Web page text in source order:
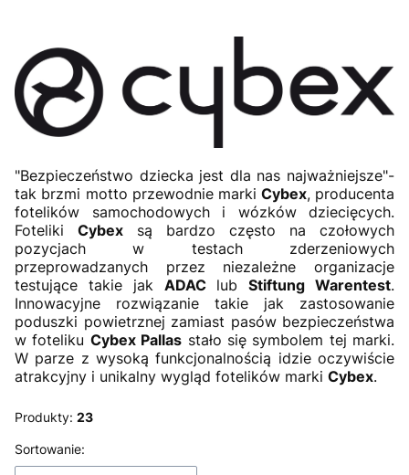
"Bezpieczeństwo dziecka jest dla nas najważniejsze"-
tak brzmi motto przewodnie marki Cybex, producenta
fotelików samochodowych i wózków dziecięcych.
Foteliki Cybex są bardzo często na czołowych
pozycjach w testach zderzeniowych
przeprowadzanych przez niezależne organizacje
testujące takie jak ADAClubStiftung Warentest.
Innowacyjne rozwiązanie takie jak zastosowanie
poduszki powietrznej zamiast pasów bezpieczeństwa
w foteliku Cybex Pallas stało się symbolem tej marki.
W parze z wysoką funkcjonalnością idzie oczywiście
atrakcyjny i unikalny wygląd fotelików marki Cybex.
Produkty: 23
Lista produktów
Sortowanie: